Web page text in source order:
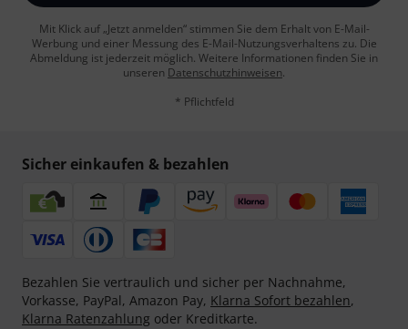
Mit Klick auf „Jetzt anmelden“ stimmen Sie dem Erhalt von E-Mail-
Werbung und einer Messung des E-Mail-Nutzungsverhaltens zu. Die
Abmeldung ist jederzeit möglich. Weitere Informationen finden Sie in
unseren Datenschutzhinweisen.
* Pflichtfeld
Sicher einkaufen & bezahlen
Bezahlen Sie vertraulich und sicher per Nachnahme,
Vorkasse, PayPal, Amazon Pay, Klarna Sofort bezahlen,
Klarna Ratenzahlung oder Kreditkarte.